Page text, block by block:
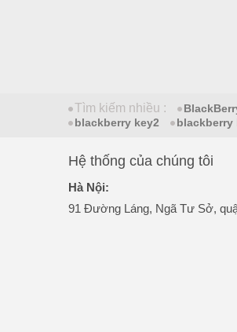
Tìm kiếm nhiều :
blackberry key2
blackberry
Hệ thống của chúng tôi
Hà Nội:
91 Đường Láng, Ngã Tư Sở,